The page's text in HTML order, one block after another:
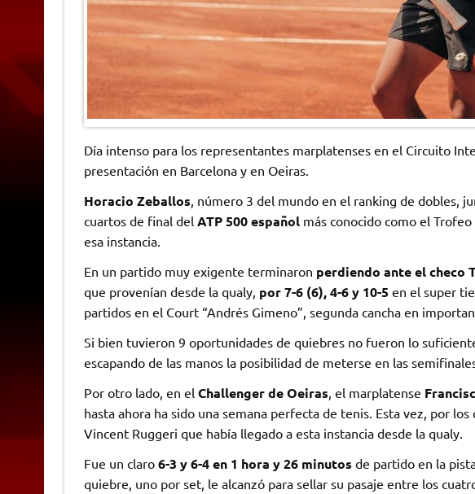
Día intenso para los representantes marplatenses en el Circuito
presentación en Barcelona y en Oeiras.
Horacio Zeballos , número 3 del mundo en el ranking de dobles,
cuartos de final del ATP 500 español más conocido como el
esa instancia.
En un partido muy exigente terminaron perdiendo ante el checo
que provenían desde la qualy, por 7-6 (6), 4-6 y 10-5en el super
partidos en el Court “Andrés Gimeno”, segunda cancha en
Si bien tuvieron 9 oportunidades de quiebres no fueron lo
escapando de las manos la posibilidad de meterse en las
Por otro lado, en el Challenger de Oeiras , el marplatense
hasta ahora ha sido una semana perfecta de tenis. Esta vez, por
Vincent Ruggeri que había llegado a esta instancia desde la qualy.
Fue un claro 6-3 y 6-4 en 1 hora y 26 minutos de partido en la
quiebre, uno por set, le alcanzó para sellar su pasaje entre los